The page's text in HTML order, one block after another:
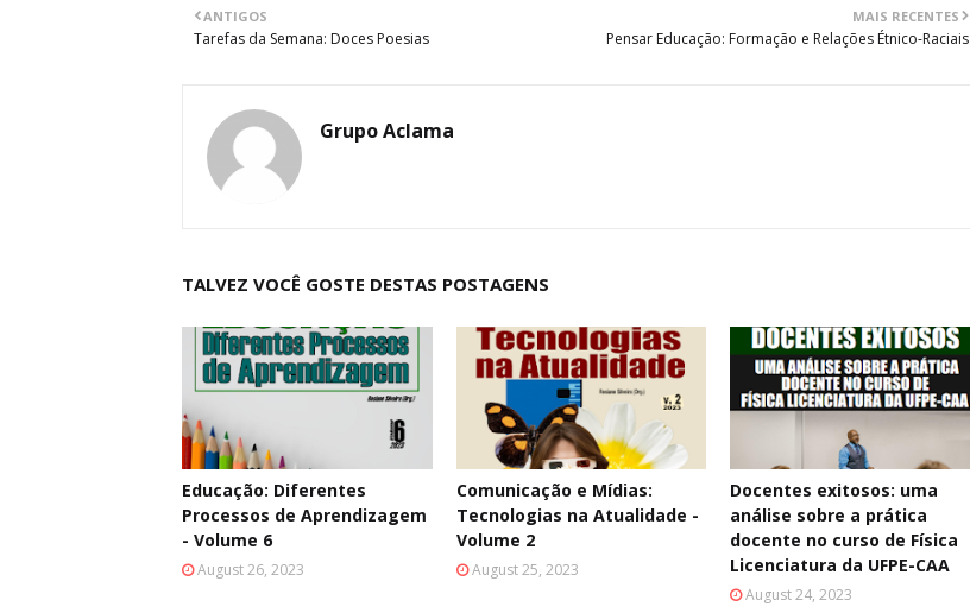
MAIS RECENTES
Pensar Educação: Formação e Relações Étnico-Raciais
ANTIGOS
Tarefas da Semana: Doces Poesias
Grupo Aclama
TALVEZ VOCÊ GOSTE DESTAS POSTAGENS
Educação: Diferentes
Processos de Aprendizagem
- Volume 6
August 26, 2023
Comunicação e Mídias:
Tecnologias na Atualidade -
Volume 2
August 25, 2023
Docentes exitosos: uma
análise sobre a prática
docente no curso de Física
Licenciatura da UFPE-CAA
August 24, 2023